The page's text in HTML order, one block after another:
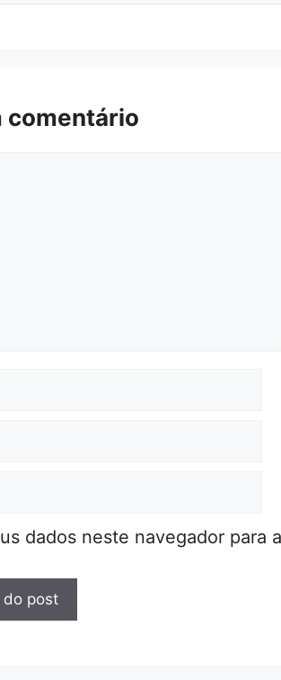
comentário
dados neste navegador para